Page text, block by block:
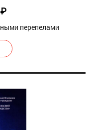
перепелами